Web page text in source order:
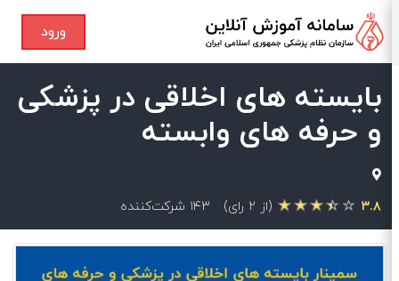
ورود
بایسته های اخلاقی در پزشکی
و حرفه های وابسته
۳.۸ (از ۲ رای) ۱۴۳ شرکت‌کننده